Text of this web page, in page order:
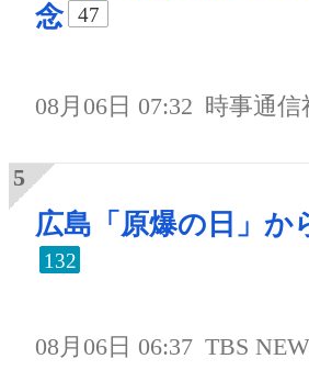
念
47
08月06日 07:32 時事通信
広島「原爆の日」か
132
08月06日 06:37 TBS